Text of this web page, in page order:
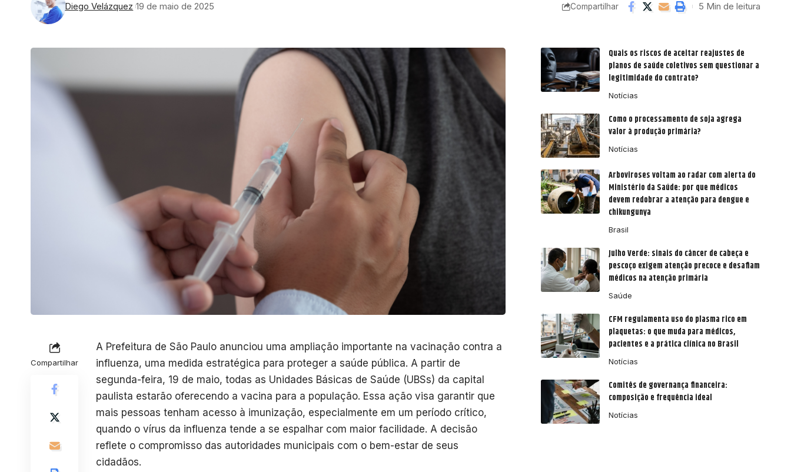
Diego Velázquez 19 de maio de 2025 Compartilhar 5 Min de leitura
Compartilhar
A Prefeitura de São Paulo anunciou uma ampliação importante na vacinação contra a
influenza, uma medida estratégica para proteger a saúde pública. A partir de
segunda-feira, 19 de maio, todas as Unidades Básicas de Saúde (UBSs) da capital
paulista estarão oferecendo a vacina para a população. Essa ação visa garantir que
mais pessoas tenham acesso à imunização, especialmente em um período crítico,
quando o vírus da influenza tende a se espalhar com maior facilidade. A decisão
reflete o compromisso das autoridades municipais com o bem-estar de seus
cidadãos.
Quais os riscos de aceitar reajustes de
planos de saúde coletivos sem questionar a
legitimidade do contrato?
Notícias
Como o processamento de soja agrega
valor à produção primária?
Notícias
Arboviroses voltam ao radar com alerta do
Ministério da Saúde: por que médicos
devem redobrar a atenção para dengue e
chikungunya
Brasil
Julho Verde: sinais do câncer de cabeça e
pescoço exigem atenção precoce e desafiam
médicos na atenção primária
Saúde
CFM regulamenta uso do plasma rico em
plaquetas: o que muda para médicos,
pacientes e a prática clínica no Brasil
Notícias
Comitês de governança financeira:
composição e frequência ideal
Notícias